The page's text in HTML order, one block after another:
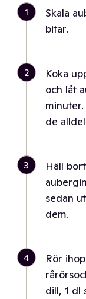
1
Skala
bitar.
2
Koka
och låt
de
3
Häll
sedan
dem.
4
Rör
dill, 1 dl